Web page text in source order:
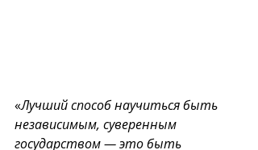
«Лучший способ научиться быть
независимым, суверенным
государством — это быть